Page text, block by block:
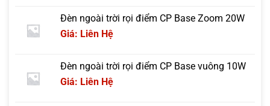
Đèn ngoài trời rọi điểm CP Base Zoom 20W
Giá: Liên Hệ
Đèn ngoài trời rọi điểm CP Base vuông 10W
Giá: Liên Hệ